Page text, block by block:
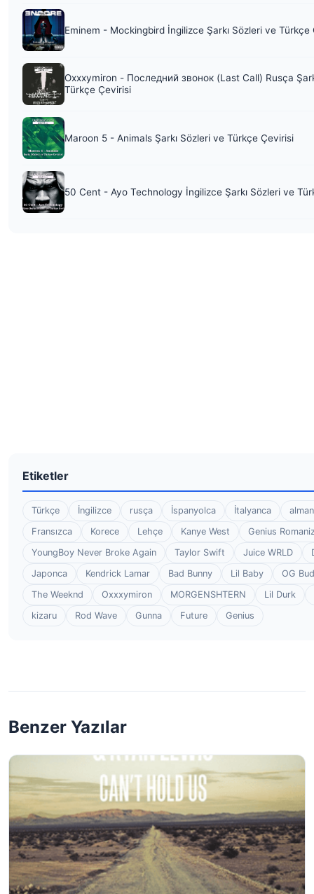
Eminem - Mockingbird İngilizce Şarkı Sözleri ve Türkçe
Oxxxymiron - Последний звонок (Last Call) Rusça
Türkçe Çevirisi
Maroon 5 - Animals Şarkı Sözleri ve Türkçe Çevirisi
50 Cent - Ayo Technology İngilizce Şarkı Sözleri ve
Etiketler
Türkçe İngilizce rusça İspanyolca İtalyanca
Fransızca
Korece Lehçe Kanye West
Genius
YoungBoy Never Broke Again
Taylor Swift Juice WRLD
Japonca
Kendrick Lamar Bad Bunny Lil Baby
OG
The Weeknd
Oxxxymiron MORGENSHTERN
Lil Durk
kizaru
Rod Wave Gunna Future Genius
Benzer Yazılar